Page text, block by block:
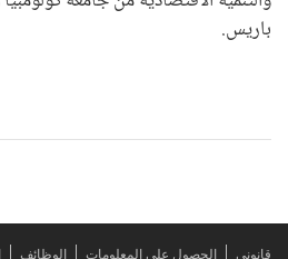
باريس.
قانوني الحصول على المعلومات الوظائف